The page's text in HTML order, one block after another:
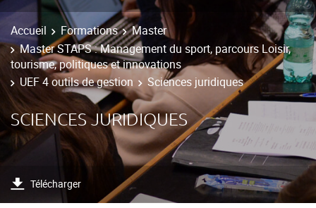
Accueil Formations
Master
Master STAPS : Management du sport, parcours Loisir,
tourisme, politiques et innovations
UEF 4 outils de gestion
Sciences juridiques
SCIENCES JURIDIQUES
Télécharger